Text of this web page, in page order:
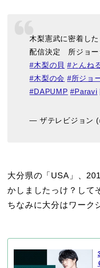
木梨憲武に密着し
配信決定 所ジョー
#木梨の貝 #とんね
#木梨の会 #所ジョ
#DAPUMP #Paravi
— ザテレビジョン
大分県の「USA」、
かしましたっけ？して
ちなみに大分はワーク